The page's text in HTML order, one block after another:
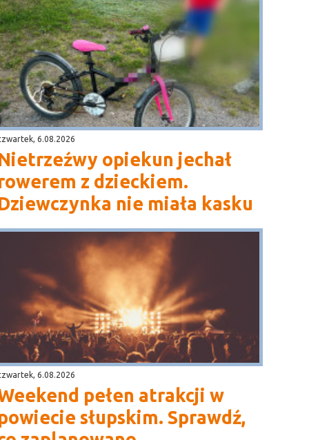
6.08.2026
opiekun jechał
z dzieckiem.
nie miała kasku
6.08.2026
pełen atrakcji w
słupskim. Sprawdź,